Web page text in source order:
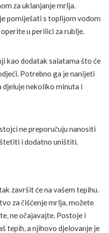
za uklanjanje mrlja.
pomiješati s toplijom vodom
u perilici za rublje.
kao dodatak salatama što će
Potrebno ga je nanijeti
djeluje nekoliko minuta i
ne preporučuju nanositi
i dodatno uništiti.
završit će na vašem tepihu.
za čišćenje mrlja, možete
ne očajavajte. Postoje i
tepih, a njihovo djelovanje je